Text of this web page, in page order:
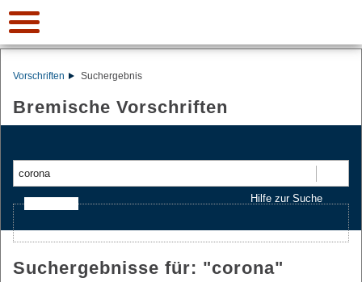
Vorschriften Suchergebnis
Bremische Vorschriften
Hilfe zur Suche
Suchergebnisse für: "corona"